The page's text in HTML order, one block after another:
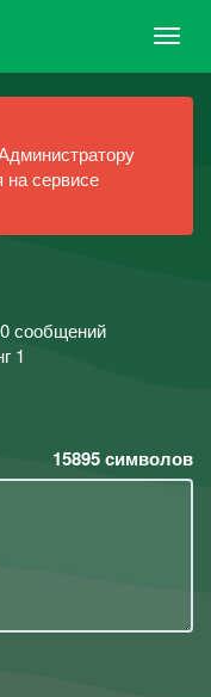
на сервисе
сообщений
1
15895символов